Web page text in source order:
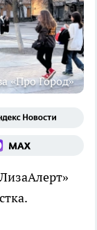
«Про Город»